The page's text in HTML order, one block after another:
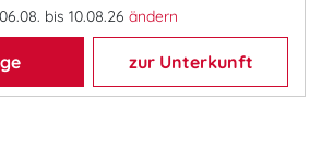
06.08. bis 10.08.26 ändern
zur Unterkunft